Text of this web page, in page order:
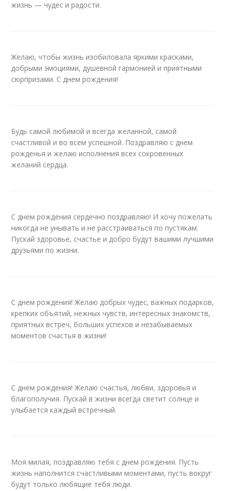
жизнь — чудес и радости.
Желаю, чтобы жизнь изобиловала яркими красками,
добрыми эмоциями, душевной гармонией и приятными
сюрпризами. С днем рождения!
Будь самой любимой и всегда желанной, самой
счастливой и во всем успешной. Поздравляю с днем
рожденья и желаю исполнения всех сокровенных
желаний сердца.
С днем рождения сердечно поздравляю! И хочу пожелать
никогда не унывать и не расстраиваться по пустякам.
Пускай здоровье, счастье и добро будут вашими лучшими
друзьями по жизни.
С днем рождения! Желаю добрых чудес, важных подарков,
крепких объятий, нежных чувств, интересных знакомств,
приятных встреч, больших успехов и незабываемых
моментов счастья в жизни!
С днем рождения! Желаю счастья, любви, здоровья и
благополучия. Пускай в жизни всегда светит солнце и
улыбается каждый встречный.
Моя милая, поздравляю тебя с днем рождения. Пусть
жизнь наполнится счастливыми моментами, пусть вокруг
будут только любящие тебя люди.